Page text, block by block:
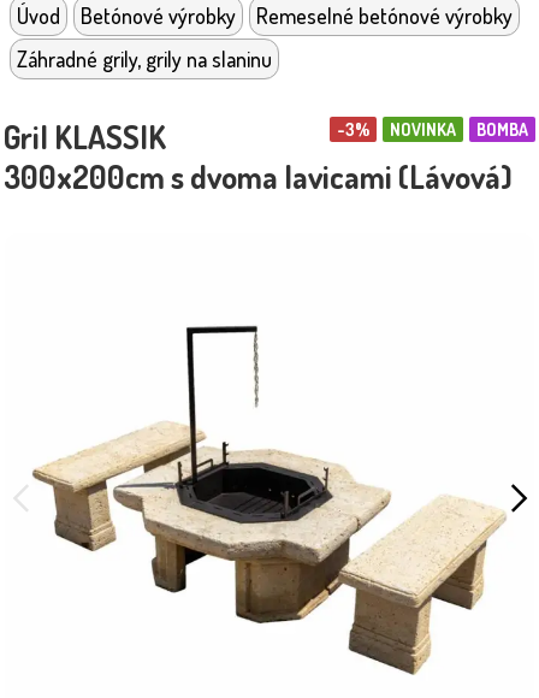
Úvod Betónové výrobky
Remeselné betónové výrobky
Záhradné grily, grily na slaninu
BOMBA
NOVINKA
-3%
Gril KLASSIK
300x200cm s dvoma lavicami (Lávová)